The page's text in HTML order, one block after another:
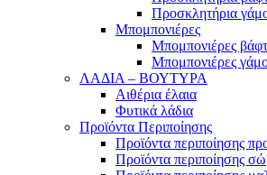
Προσκλητήρια
Μπομπονιέρες
Μπομπονιέρες
Μπομπονιέρες
ΛΑΔΙΑ – ΒΟΥΤΥΡΑ
Αιθέρια έλαια
Φυτικά λάδια
Προϊόντα Περιποίησης
Προϊόντα περιποίησης
Προϊόντα περιποίησης